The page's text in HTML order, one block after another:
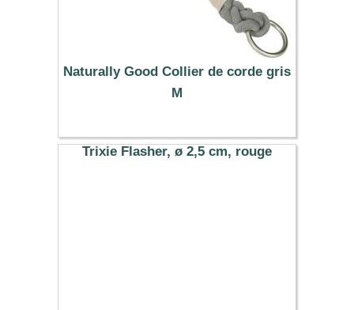
Naturally Good Collier de corde gris
M
20.99 €
Trixie Flasher, ø 2,5 cm, rouge